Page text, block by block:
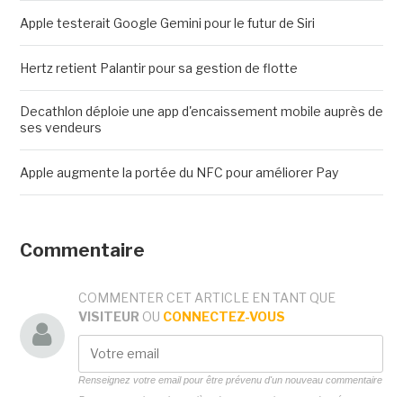
Apple testerait Google Gemini pour le futur de Siri
Hertz retient Palantir pour sa gestion de flotte
Decathlon déploie une app d'encaissement mobile auprès de
ses vendeurs
Apple augmente la portée du NFC pour améliorer Pay
Commentaire
COMMENTER CET ARTICLE EN TANT QUE
VISITEUR OU CONNECTEZ-VOUS
Renseignez votre email pour être prévenu d'un nouveau commentaire